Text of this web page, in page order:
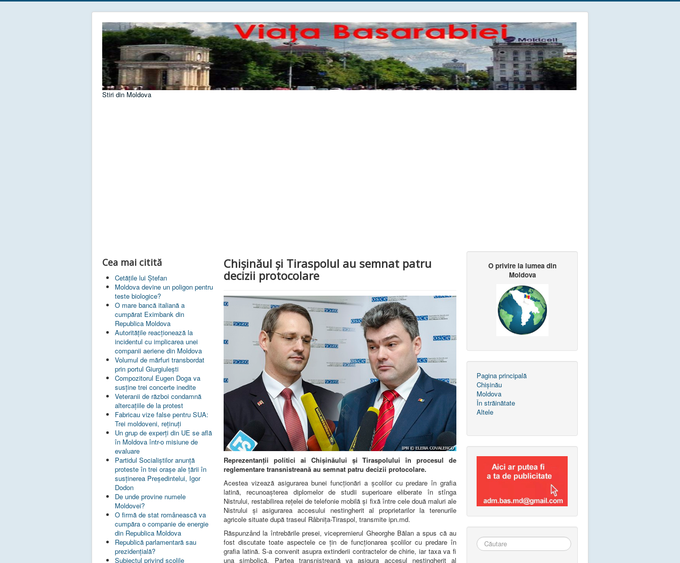
Stiri din Moldova
Cea mai citită
Cetățile lui Ștefan
Moldova devine un poligon pentru
teste biologice?
O mare bancă italiană a
cumpărat Eximbank din
Republica Moldova
Autoritățile reacționează la
incidentul cu implicarea unei
companii aeriene din Moldova
Volumul de mărfuri transbordat
prin portul Giurgiulești
Compozitorul Eugen Doga va
susţine trei concerte inedite
Veteranii de război condamnă
altercaţiile de la protest
Fabricau vize false pentru SUA:
Trei moldoveni, reținuți
Un grup de experţi din UE se află
în Moldova într-o misiune de
evaluare
Partidul Socialiștilor anunță
proteste în trei orașe ale țării în
susținerea Președintelui, Igor
Dodon
De unde provine numele
Moldovei?
O firmă de stat românească va
cumpăra o companie de energie
din Republica Moldova
Republică parlamentară sau
prezidențială?
Subiectul privind şcolile
Chișinăul și Tiraspolul au semnat patru
decizii protocolare
Reprezentanții politici ai Chișinăului și Tiraspolului în procesul de
reglementare transnistreană au semnat patru decizii protocolare.
Acestea vizează asigurarea bunei funcționări a școlilor cu predare în grafia
latină, recunoașterea diplomelor de studii superioare eliberate în stînga
Nistrului, restabilirea rețelei de telefonie mobilă și fixă între cele două maluri ale
Nistrului și asigurarea accesului nestingherit al proprietarilor la terenurile
agricole situate după traseul Râbnița-Tiraspol, transmite ipn.md.
Răspunzând la întrebările presei, vicepremierul Gheorghe Bălan a spus că au
fost discutate toate aspectele ce țin de funcționarea școlilor cu predare în
grafia latină. S-a convenit asupra extinderii contractelor de chirie, iar taxa va fi
una simbolică. Partea transnistreană va asigura accesul nestingherit al
O privire la lumea din
Moldova
Pagina principală
Chișinău
Moldova
În străinătate
Altele
Căutare
...